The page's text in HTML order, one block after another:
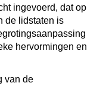
ingevoerd, dat op
de lidstaten is
hervormingen en
van de